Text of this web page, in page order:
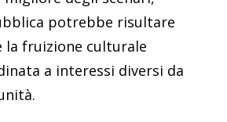
potrebbe risultare
fruizione culturale
a interessi diversi da